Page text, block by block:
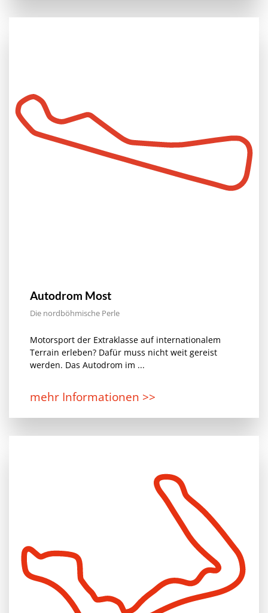
Autodrom Most
Die nordböhmische Perle
Motorsport der Extraklasse auf internationalem
Terrain erleben? Dafür muss nicht weit gereist
werden. Das Autodrom im ...
mehr Informationen >>